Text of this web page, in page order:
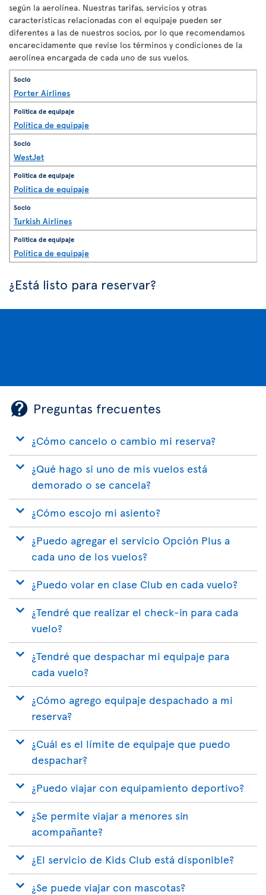
según la aerolínea. Nuestras tarifas, servicios y otras
características relacionadas con el equipaje pueden ser
diferentes a las de nuestros socios, por lo que recomendamos
encarecidamente que revise los términos y condiciones de la
aerolínea encargada de cada uno de sus vuelos.
Porter Airlines
Política de equipaje
WestJet
Política de equipaje
Turkish Airlines
Política de equipaje
¿Está listo para reservar?
Preguntas frecuentes
¿Cómo cancelo o cambio mi reserva?
¿Qué hago si uno de mis vuelos está
demorado o se cancela?
¿Cómo escojo mi asiento?
¿Puedo agregar el servicio Opción Plus a
cada uno de los vuelos?
¿Puedo volar en clase Club en cada vuelo?
¿Tendré que realizar el check-in para cada
vuelo?
¿Tendré que despachar mi equipaje para
cada vuelo?
¿Cómo agrego equipaje despachado a mi
reserva?
¿Cuál es el límite de equipaje que puedo
despachar?
¿Puedo viajar con equipamiento deportivo?
¿Se permite viajar a menores sin
acompañante?
¿El servicio de Kids Club está disponible?
¿Se puede viajar con mascotas?